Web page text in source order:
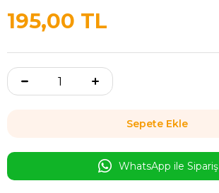
195,00 TL
WhatsApp ile Sipariş